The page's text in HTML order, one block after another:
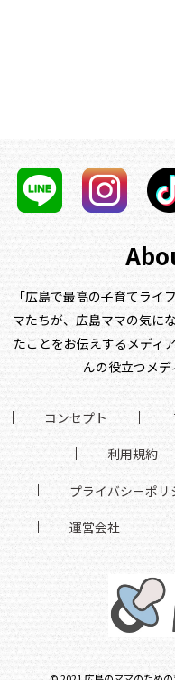
「広島で最高の子育てラ
マたちが、 広島ママの気に
たことをお伝えするメディ
んの役立つメ
コンセプト
利用規約
プライバシーポリ
運営会社